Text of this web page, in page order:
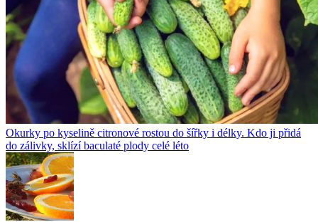
Okurky po kyselině citronové rostou do šířky i délky. Kdo ji přidá
do zálivky, sklízí baculaté plody celé léto